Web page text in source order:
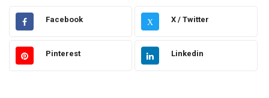
Hukuk Emlak
Otomotiv Sağlıklı Yaşam
Facebook X X / Twitter
Pinterest Linkedin